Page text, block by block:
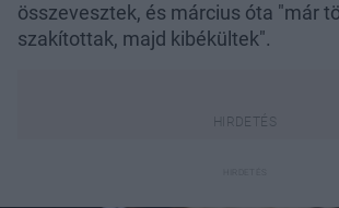
összevesztek, és március óta "már
szakítottak, majd kibékültek".